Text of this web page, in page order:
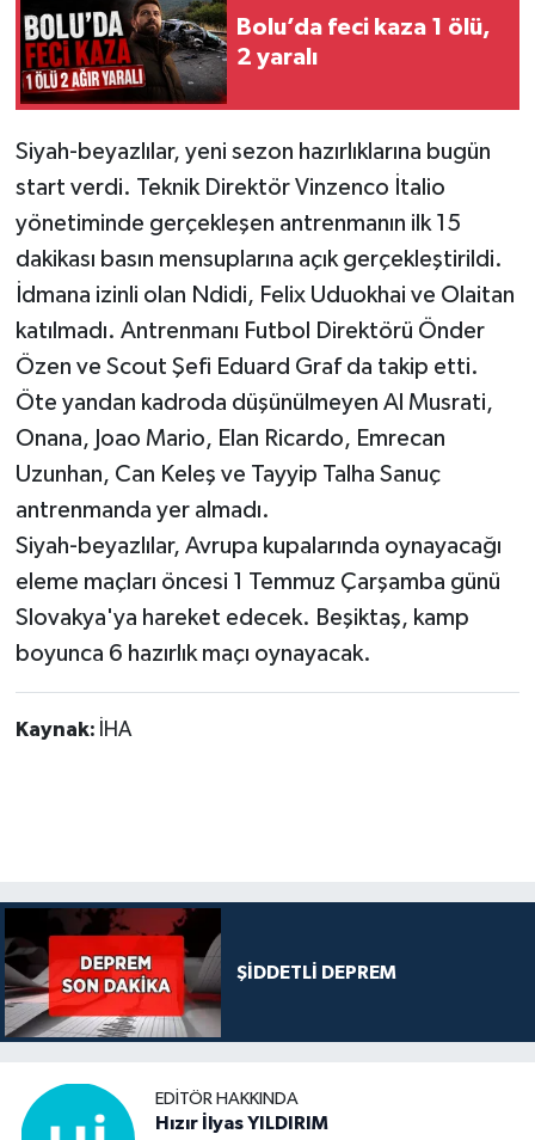
Bolu’da feci kaza 1 ölü,
2 yaralı
Siyah-beyazlılar, yeni sezon hazırlıklarına bugün
start verdi. Teknik Direktör Vinzenco İtalio
yönetiminde gerçekleşen antrenmanın ilk 15
dakikası basın mensuplarına açık gerçekleştirildi.
İdmana izinli olan Ndidi, Felix Uduokhai ve Olaitan
katılmadı. Antrenmanı Futbol Direktörü Önder
Özen ve Scout Şefi Eduard Graf da takip etti.
Öte yandan kadroda düşünülmeyen Al Musrati,
Onana, Joao Mario, Elan Ricardo, Emrecan
Uzunhan, Can Keleş ve Tayyip Talha Sanuç
antrenmanda yer almadı.
Siyah-beyazlılar, Avrupa kupalarında oynayacağı
eleme maçları öncesi 1 Temmuz Çarşamba günü
Slovakya'ya hareket edecek. Beşiktaş, kamp
boyunca 6 hazırlık maçı oynayacak.
Kaynak: İHA
ŞİDDETLİ DEPREM
EDITÖR HAKKINDA
Hızır İlyas YILDIRIM